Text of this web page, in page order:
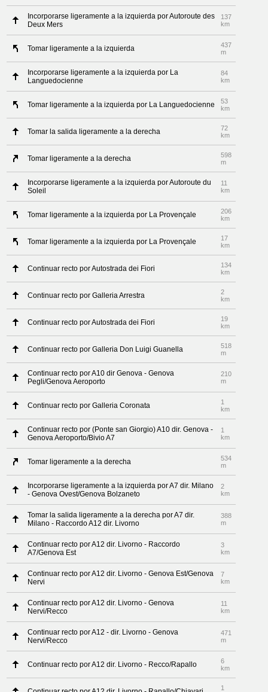
Incorporarse ligeramente a la izquierda por Autoroute des
Deux Mers
137
km
Tomar ligeramente a la izquierda
437
m
Incorporarse ligeramente a la izquierda por La
Languedocienne
84
km
Tomar ligeramente a la izquierda por La Languedocienne
53
km
Tomar la salida ligeramente a la derecha
72
km
Tomar ligeramente a la derecha
598
m
Incorporarse ligeramente a la izquierda por Autoroute du
Soleil
11
km
Tomar ligeramente a la izquierda por La Provençale
206
km
Tomar ligeramente a la izquierda por La Provençale
17
km
Continuar recto por Autostrada dei Fiori
134
km
Continuar recto por Galleria Arrestra
2
km
Continuar recto por Autostrada dei Fiori
19
km
Continuar recto por Galleria Don Luigi Guanella
518
m
Continuar recto por A10 dir Genova - Genova
Pegli/Genova Aeroporto
210
m
Continuar recto por Galleria Coronata
1
km
Continuar recto por (Ponte san Giorgio) A10 dir. Genova -
Genova Aeroporto/Bivio A7
1
km
Tomar ligeramente a la derecha
534
m
Incorporarse ligeramente a la izquierda por A7 dir. Milano
- Genova Ovest/Genova Bolzaneto
2
km
Tomar la salida ligeramente a la derecha por A7 dir.
Milano - Raccordo A12 dir. Livorno
388
m
Continuar recto por A12 dir. Livorno - Raccordo
A7/Genova Est
3
km
Continuar recto por A12 dir. Livorno - Genova Est/Genova
Nervi
7
km
Continuar recto por A12 dir. Livorno - Genova
Nervi/Recco
11
km
Continuar recto por A12 - dir. Livorno - Genova
Nervi/Recco
471
m
Continuar recto por A12 dir. Livorno - Recco/Rapallo
6
km
1